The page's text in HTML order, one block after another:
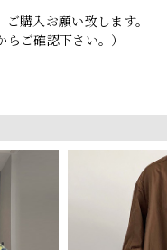
購入お願い致します。
ご確認下さい。）